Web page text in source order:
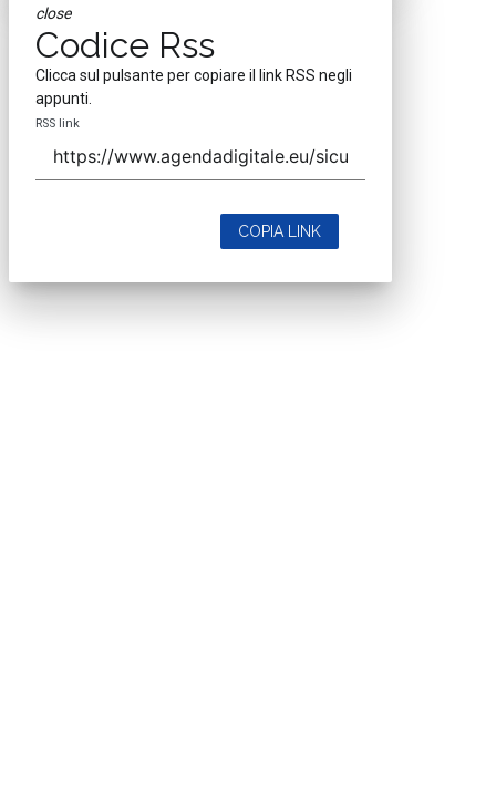
close
Codice Rss
Clicca sul pulsante per copiare il link RSS negli
appunti.
RSS link
COPIA LINK